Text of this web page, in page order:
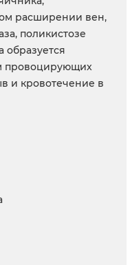
расширении вен,
поликистозе
образуется
провоцирующих
и кровотечение в